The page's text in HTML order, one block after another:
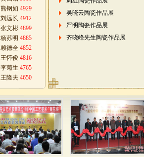
熊钢如 4929
刘远长 4912
张文彬 4899
杨苏明 4885
赖德全 4852
王怀俊 4816
李菊生 4765
王隆夫 4650
吴晓云陶瓷作品展
严明陶瓷作品展
齐晓峰先生陶瓷作品展